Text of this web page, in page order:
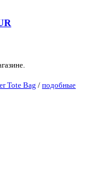
Tote Bag / подобные